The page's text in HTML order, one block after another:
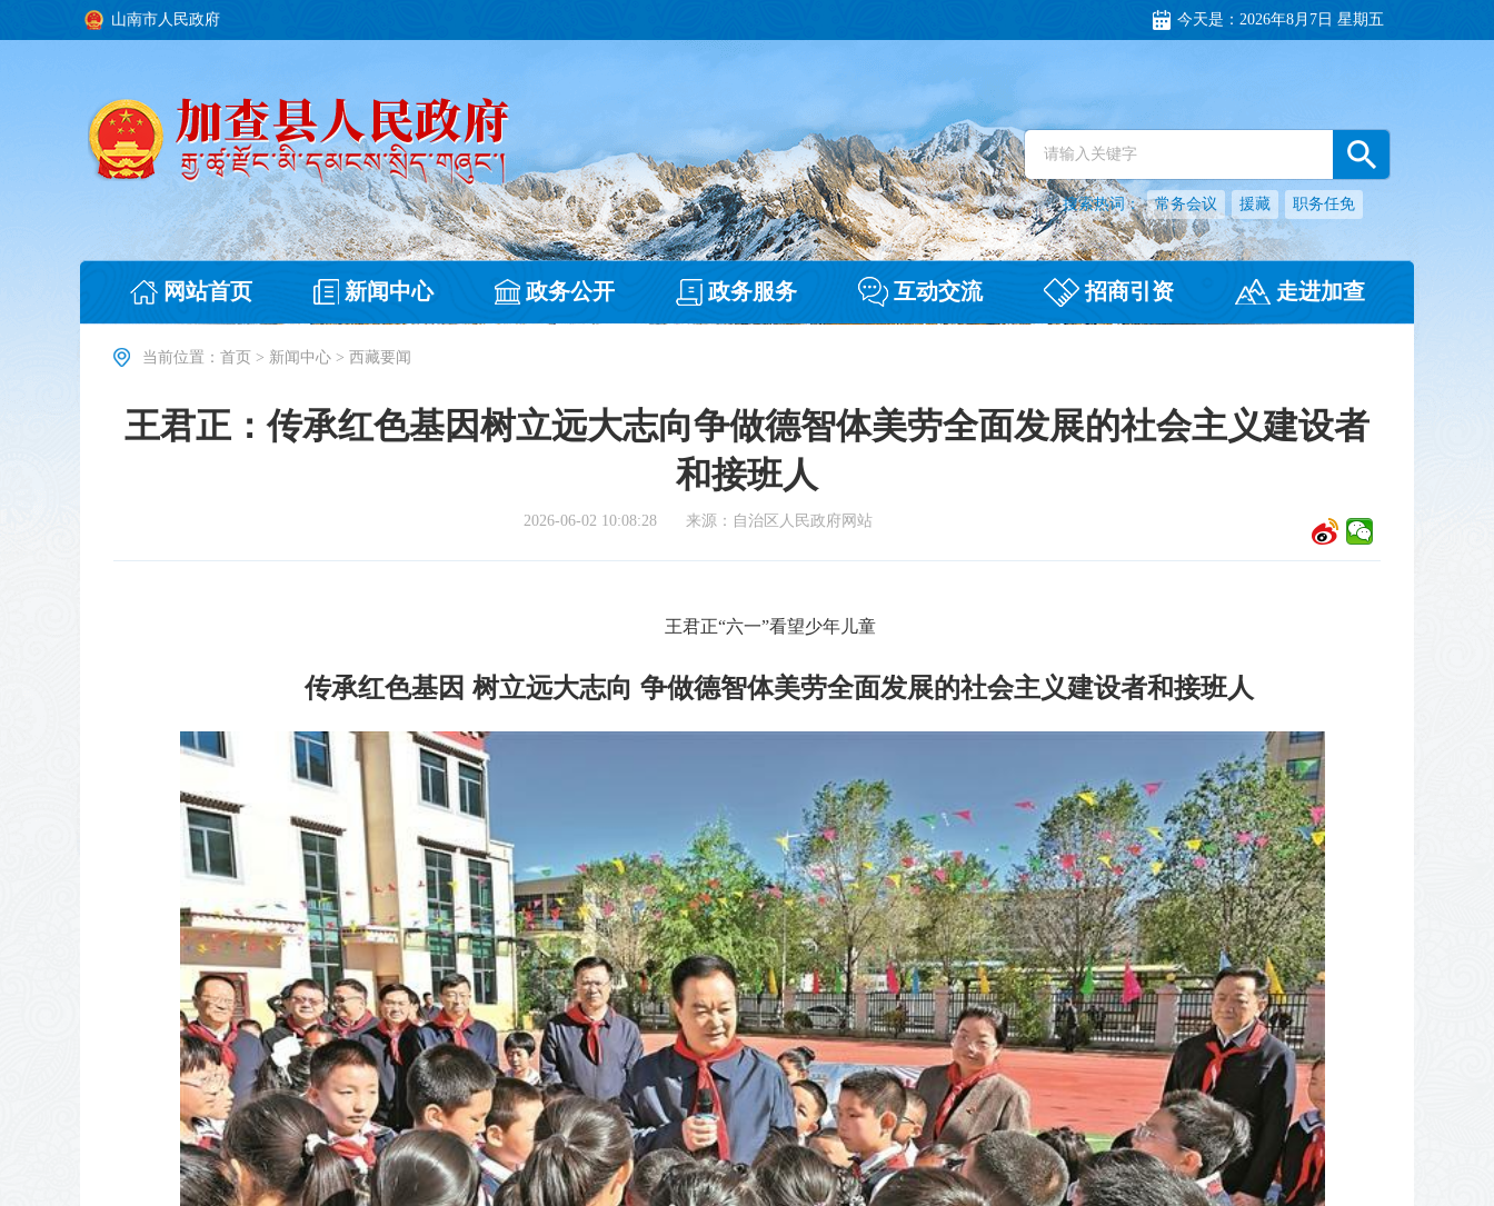
山南市人民政府 今天是： 2026年8月7日 星期五
搜索热词： 常务会议 援藏 职务任免
网站首页 新闻中心 政务公开 政务服务 互动交流 招商引资 走进加查
当前位置： 首页 > 新闻中心 > 西藏要闻
王君正：传承红色基因树立远大志向争做德智体美劳全面发展的社会主义建设者
和接班人
2026-06-02 10:08:28 来源：自治区人民政府网站
王君正“六一”看望少年儿童
传承红色基因 树立远大志向 争做德智体美劳全面发展的社会主义建设者和接班人